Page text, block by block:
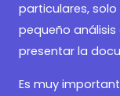
particulares,
pequeño
presentar la
Es muy